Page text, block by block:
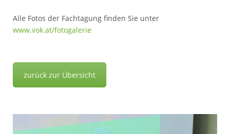
Alle Fotos der Fachtagung finden Sie unter
www.vok.at/fotogalerie
zurück zur Übersicht